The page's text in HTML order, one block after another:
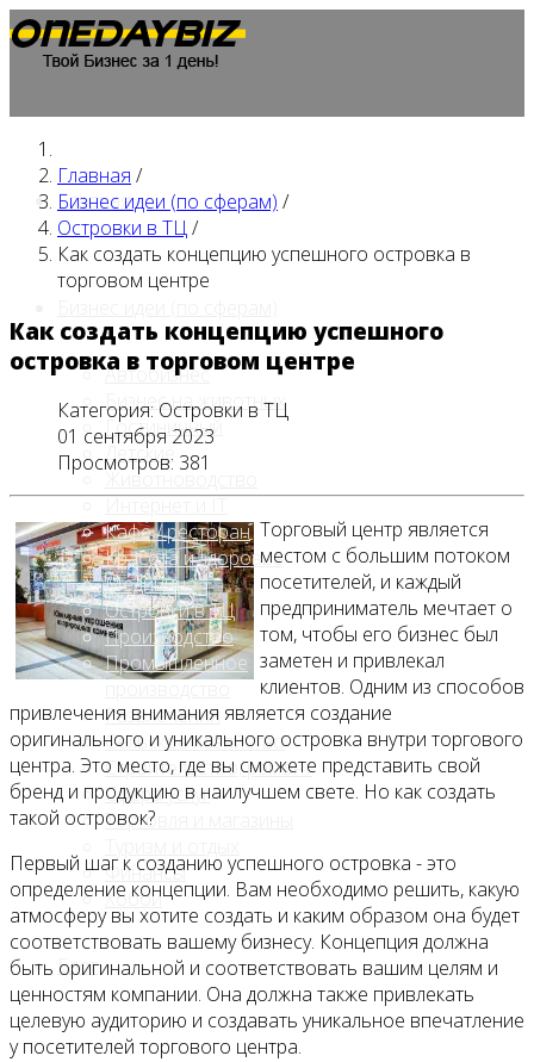
Главная
Автобизнес
Бизнес на животных
Гостиничный
Детские
Животноводство
Кафе / ресторан
Красота и здоровье
Медицина
Островки в ТЦ
Производство
Промышленное
Развлечения
Сельское хозяйство
Строительство, ремонт
Сфера услуг
Торговля и магазины
Финансы
Хобби
Блог
Главная /
Бизнес идеи (по сферам) /
Островки в ТЦ/
Как создать концепцию успешного островка в
торговом центре
Как создать концепцию успешного
островка в торговом центре
Категория: Островки в ТЦ
01 сентября 2023
Просмотров: 381
Торговый центр является
местом с большим потоком
посетителей, и каждый
предприниматель мечтает о
том, чтобы его бизнес был
заметен и привлекал
клиентов. Одним из способов
привлечения внимания является создание
оригинального и уникального островка внутри торгового
центра. Это место, где вы сможете представить свой
бренд и продукцию в наилучшем свете. Но как создать
такой островок?
Первый шаг к созданию успешного островка - это
определение концепции. Вам необходимо решить, какую
атмосферу вы хотите создать и каким образом она будет
соответствовать вашему бизнесу. Концепция должна
быть оригинальной и соответствовать вашим целям и
ценностям компании. Она должна также привлекать
целевую аудиторию и создавать уникальное впечатление
у посетителей торгового центра.